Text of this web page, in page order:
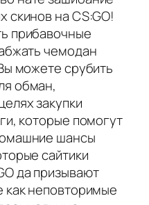
скинов на CS:GO!
прибавочные
чемодан
можете срубить
обман,
закупки
которые помогут
шансы
сайтики
да призывают
как неповторимые